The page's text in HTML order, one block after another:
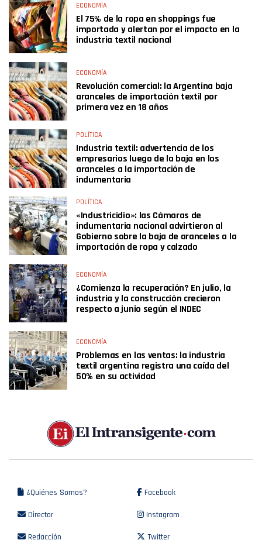
ECONOMÍA
El 75% de la ropa en shoppings fue
importada y alertan por el impacto en la
industria textil nacional
ECONOMÍA
Revolución comercial: la Argentina baja
aranceles de importación textil por
primera vez en 18 años
POLÍTICA
Industria textil: advertencia de los
empresarios luego de la baja en los
aranceles a la importación de
indumentaria
POLÍTICA
«Industricidio»: las Cámaras de
indumentaria nacional advirtieron al
Gobierno sobre la baja de aranceles a la
importación de ropa y calzado
ECONOMÍA
¿Comienza la recuperación? En julio, la
industria y la construcción crecieron
respecto a junio según el INDEC
ECONOMÍA
Problemas en las ventas: la industria
textil argentina registra una caída del
50% en su actividad
¿Quiénes Somos?
Director
Redacción
Facebook
Instagram
Twitter